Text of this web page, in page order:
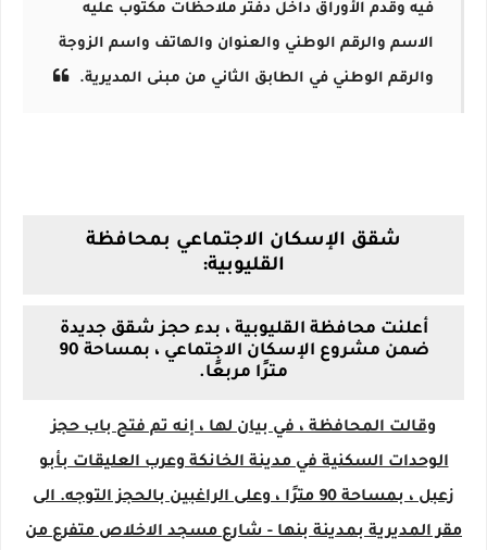
فيه وقدم الأوراق داخل دفتر ملاحظات مكتوب عليه
الاسم والرقم الوطني والعنوان والهاتف واسم الزوجة
والرقم الوطني في الطابق الثاني من مبنى المديرية.
شقق الإسكان الاجتماعي بمحافظة
القليوبية:
أعلنت محافظة القليوبية ، بدء حجز شقق جديدة
ضمن مشروع الإسكان الاجتماعي ، بمساحة 90
مترًا مربعًا.
وقالت المحافظة ، في بيان لها ، إنه تم فتح باب حجز
الوحدات السكنية في مدينة الخانكة وعرب العليقات بأبو
زعبل ، بمساحة 90 مترًا ، وعلى الراغبين بالحجز التوجه. الى
مقر المديرية بمدينة بنها - شارع مسجد الاخلاص متفرع من